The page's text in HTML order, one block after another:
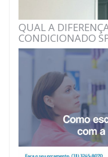
QUAL A
CONDICIONADO